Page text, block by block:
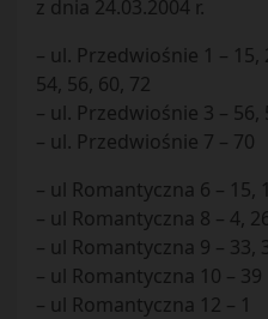
z dnia 24.03.2004 r.
– ul. Przedwiośnie 1 – 15,
54, 56, 60, 72
– ul. Przedwiośnie 3 – 56,
– ul. Przedwiośnie 7 – 70
– ul Romantyczna 6 – 15,
– ul Romantyczna 8 – 4,
– ul Romantyczna 9 – 33,
– ul Romantyczna 10 – 39
– ul Romantyczna 12 – 1